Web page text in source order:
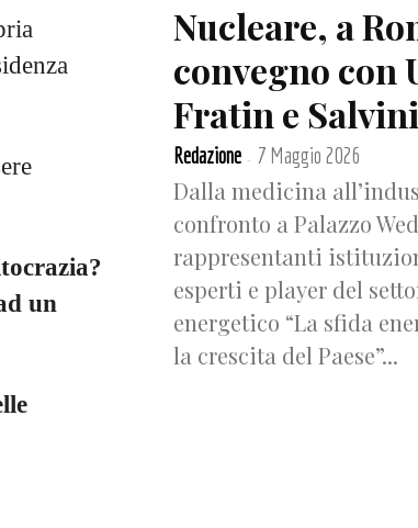
un
Nucleare, a
convegno con
Fratin e Salvini
Redazione - 7 Maggio 2026
Dalla medicina
confronto a Palazzo
rappresentanti
esperti e player del
energetico “La sfida
la crescita del Paese”...